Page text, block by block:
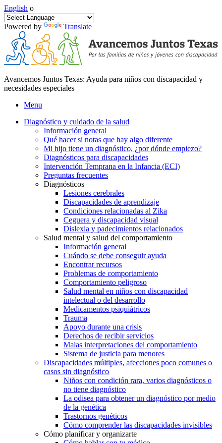
English o
Powered by Translate
Avancemos Juntos Texas: Ayuda para niños con discapacidad y
necesidades especiales
Menu
Diagnóstico y cuidado de la salud
Información general
Qué hacer si notas que hay algo diferente
Mi hijo tiene un diagnóstico, ¿por dónde empiezo?
Diagnósticos para discapacidades
Intervención Temprana en la Infancia (ECI)
Preguntas frecuentes
Diagnósticos
Lesiones cerebrales
Discapacidades de aprendizaje
Condiciones relacionadas al Zika
Ceguera y discapacidad visual
Dislexia y padecimientos relacionados
Salud mental y salud del comportamiento
Información general
Cuándo se debe conseguir ayuda
Encontrar recursos
Problemas de comportamiento
Comportamiento peligroso
Salud mental en niños con discapacidad
intelectual o del desarrollo
Medicamentos psiquiátricos
Trauma
Apoyo durante una crisis
Derechos de recibir servicios
Malas interpretaciones del comportamiento
Sistema de justicia para menores
Discapacidades múltiples, afecciones poco comunes o
casos sin diagnóstico
Niños con condición rara, varios diagnósticos o
no tiene diagnóstico
La odisea para obtener un diagnóstico por medio
de la genética
Trastornos genéticos
Cómo comprender las discapacidades invisibles
Cómo planificar y organizarte